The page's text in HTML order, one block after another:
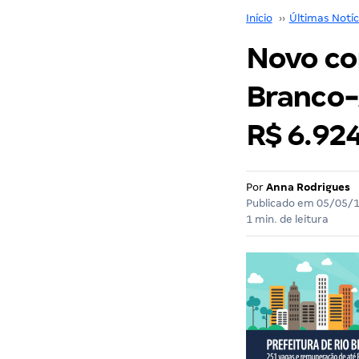
Início ›› Últimas
Novo
R$
Por Anna Rodrigues
Publicado em 05/05/
1 min. de leitura